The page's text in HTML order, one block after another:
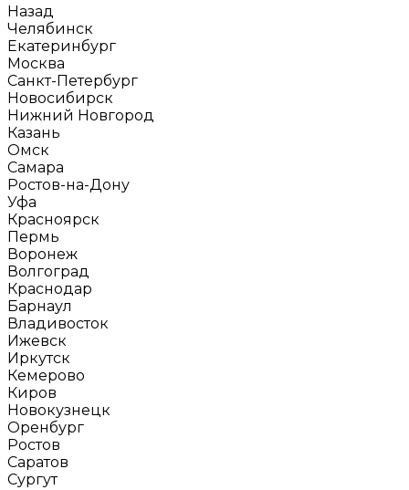
Назад
Челябинск
Екатеринбург
Москва
Санкт-Петербург
Новосибирск
Нижний Новгород
Казань
Омск
Самара
Ростов-на-Дону
Уфа
Красноярск
Пермь
Воронеж
Волгоград
Краснодар
Барнаул
Владивосток
Ижевск
Иркутск
Кемерово
Киров
Новокузнецк
Оренбург
Ростов
Саратов
Сургут